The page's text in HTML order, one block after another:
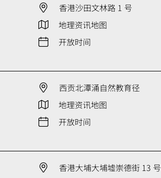
香港沙田文林路 1 号
地理资讯地图
开放时间
西贡北潭涌自然教育径
地理资讯地图
开放时间
香港大埔大埔墟崇德街 13 号